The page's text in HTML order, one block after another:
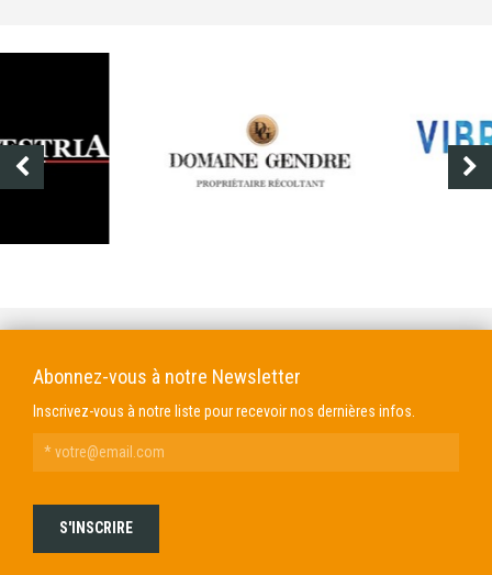
Abonnez-vous à notre Newsletter
Inscrivez-vous à notre liste pour recevoir nos dernières infos.